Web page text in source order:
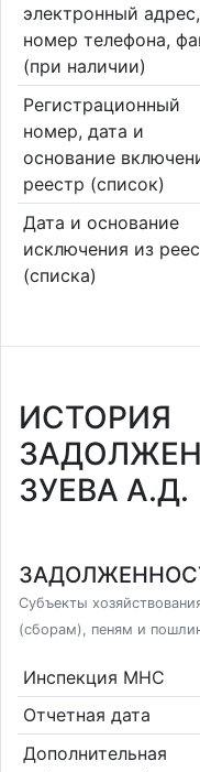
электронный адрес,
номер телефона,
(при наличии)
Регистрационный
номер, дата и
основание
реестр (список)
Дата и основание
исключения из
(списка)
ИСТОРИЯ
ЗУЕВА А.Д.
Субъекты
(сборам), пеням и
Инспекция МНС
Отчетная дата
Дополнительная